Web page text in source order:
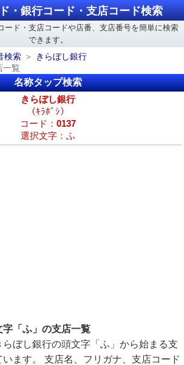
・銀行コード・支店コード検索
ード・支店コードや店番、支店番号を簡単に検索
できます。
検索
きらぼし銀行
一覧
名称タップ検索
きらぼし銀行
（ｷﾗﾎﾞｼ）
コード： 0137
選択文字：ふ
字「ふ」の支店一覧
らぼし銀行の頭文字「ふ」から始まる支
ます。 支店名、フリガナ、支店コード